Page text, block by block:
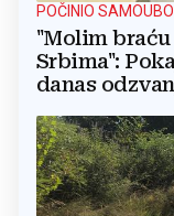
POČINIO
"Molim
Srbima":
danas